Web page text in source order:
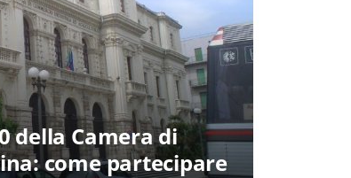
della Camera di
come partecipare